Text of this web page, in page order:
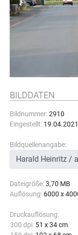
BILDDATEN
Bildnummer:2910
Eingestellt: 19.04.2021
Bildquellenangabe:
Dateigröße:3,70 MB
Auflösung: 6000 x
Druckauflösung:
300 dpi: 51 x 34 cm